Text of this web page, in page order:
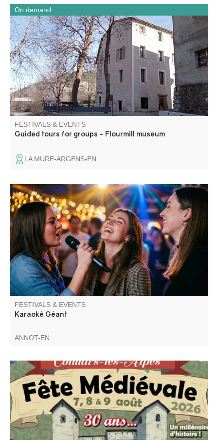
Enter like in a mill! A unique museum in the region! This
former cloth mill was transformed into a flour mill in 1902.
For 70 years, this industrial mill produced flour. Now it's
reopening its doors for visitors to enjoy.
FESTIVALS & EVENTS
Guided tours for groups - Flourmill museum
On demand
LA MURE-ARGENS-EN
Venez participer à un karaoké géant. Snack et buvette sur
place pour un moment convivial.
FESTIVALS & EVENTS
Karaoké Géant
ANNOT-EN
A Colmars se tient depuis 30 ans une fête légendaire qui
fait renaître l’esprit du Moyen Âge. Franchissez les portes
de la cité et plongez dans un univers de fastes et de
merveilles. Échassiers, musiciens, acrobates et nombreux
spectacles gratuits.